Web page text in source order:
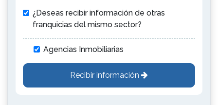
¿Deseas recibir información de otras
franquicias del mismo sector?
Agencias Inmobiliarias
Recibir información